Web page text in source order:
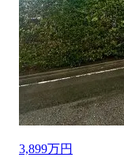
3,899万円